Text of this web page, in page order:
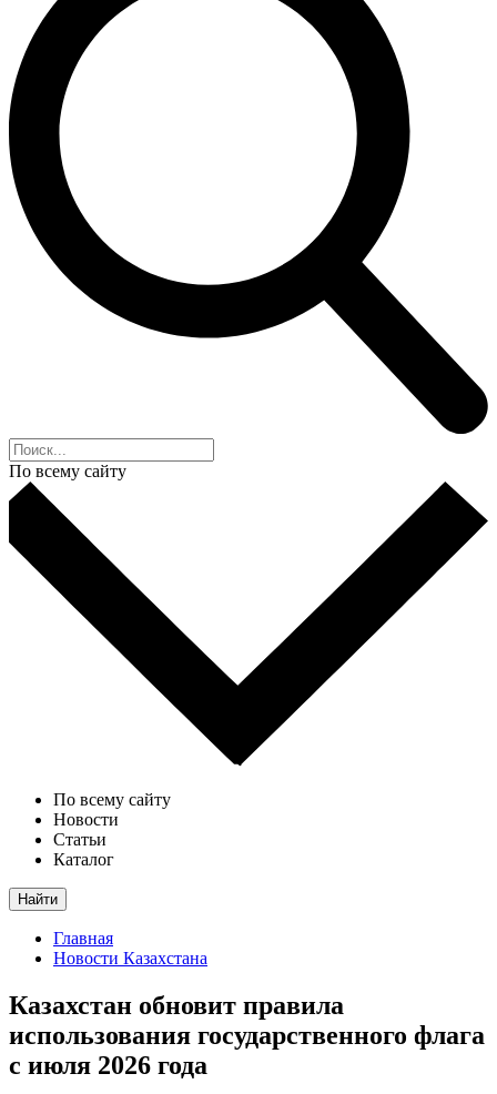
По всему сайту
По всему сайту
Новости
Статьи
Каталог
Найти
Главная
Новости Казахстана
Казахстан обновит правила
использования государственного флага
с июля 2026 года